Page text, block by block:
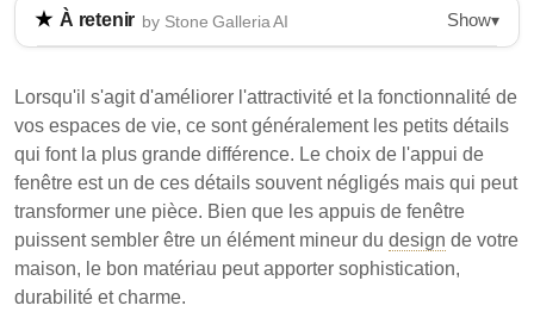
À retenir by Stone Galleria AI Show▾
populaire pour améliorer à la fois la fonctionnalité et
l'esthétique des espaces de vie. Ils offrent durabilité,
résistance à l'humidité et faible entretien, les rendant
adaptés à divers designs architecturaux. Bien qu'ils
puissent avoir un coût initial plus élevé, leur longévité
et leur attrait justifient souvent l'investissement.
Les appuis de fenêtre en granit offrent une
durabilité exceptionnelle et une résistance à
Lorsqu'il s'agit d'améliorer l'attractivité et la fonctionnalité de
vos espaces de vie, ce sont généralement les petits détails
qui font la plus grande différence. Le choix de l'appui de
fenêtre est un de ces détails souvent négligés mais qui peut
transformer une pièce. Bien que les appuis de fenêtre
puissent sembler être un élément mineur du design de votre
maison, le bon matériau peut apporter sophistication,
durabilité et charme.